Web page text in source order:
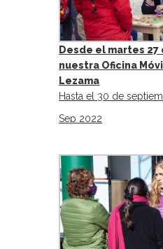
Desde el martes 27
nuestra Oficina
Lezama
Hasta el 30 de
Sep 2022